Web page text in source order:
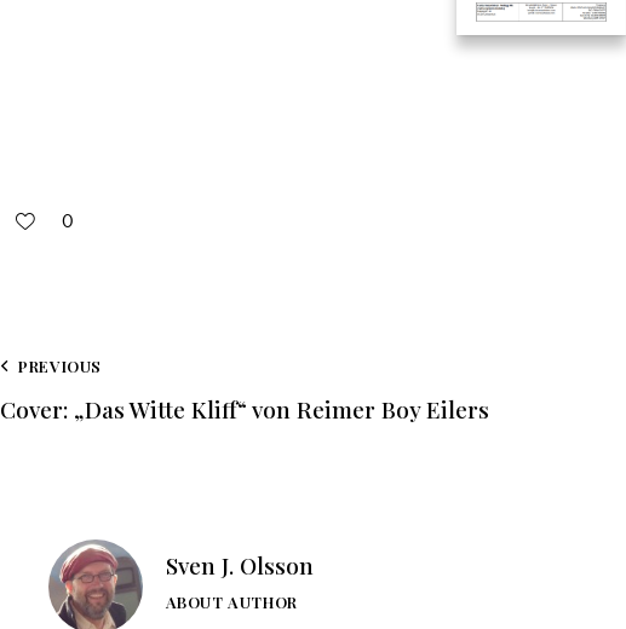
0
PREVIOUS
Cover: „Das Witte Kliff“ von Reimer Boy Eilers
Sven J. Olsson
ABOUT AUTHOR